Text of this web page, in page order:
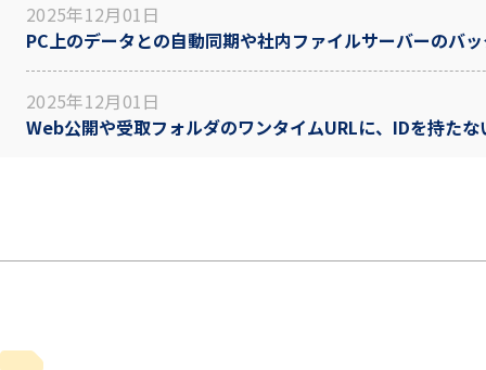
2025年12月01日
PC上のデータとの自動同期や社内ファイルサーバーのバ
2025年12月01日
Web公開や受取フォルダのワンタイムURLに、IDを持た